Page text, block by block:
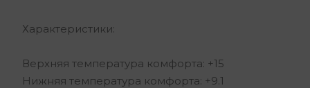
Характеристики:
Верхняя температура комфорта: +15
Нижняя температура комфорта: +9.1